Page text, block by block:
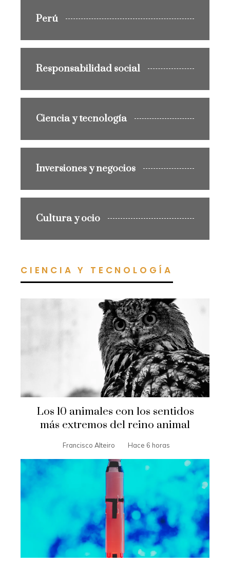
Perú
Responsabilidad social
Ciencia y tecnología
Inversiones y negocios
Cultura y ocio
CIENCIA Y TECNOLOGÍA
Los 10 animales con los sentidos
más extremos del reino animal
Francisco Alteiro Hace 6 horas